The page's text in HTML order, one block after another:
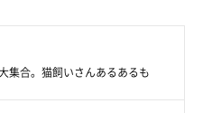
種類の猫たちが自由に過ごし
潔感があり、とても居心地の
ので猫たちとの距離も近く、
集合。猫飼いさんあるあるも